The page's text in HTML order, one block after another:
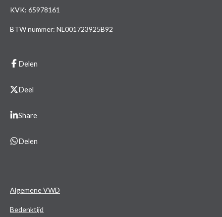
KVK: 65978161
BTW nummer: NL001723925B92
Delen
Deel
Share
Delen
Algemene VWD
Bedenktijd